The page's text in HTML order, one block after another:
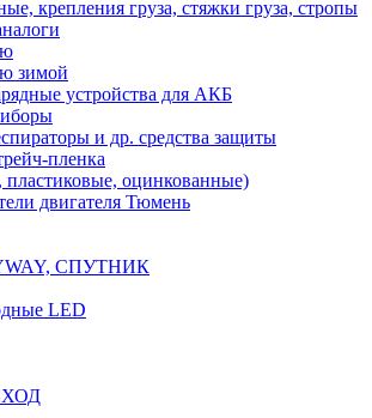
крепления груза, стяжки груза, стропы
зимой
устройства для АКБ
и др. средства защиты
пленка
оцинкованные)
двигателя Тюмень
СПУТНИК
LED